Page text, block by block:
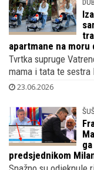
Heroj utakmice
postigao jedini
24.06.2026
apartmane na moru
Tvrtka supruge
mama i tata te sestra
23.06.2026